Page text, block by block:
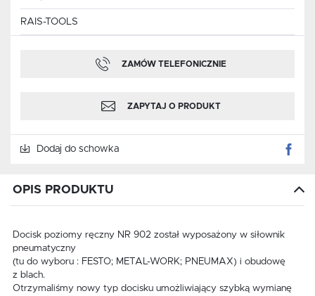
RAIS-TOOLS
ZAMÓW TELEFONICZNIE
ZAPYTAJ O PRODUKT
Dodaj do schowka
OPIS PRODUKTU
Docisk poziomy ręczny NR 902 został wyposażony w siłownik
pneumatyczny
(tu do wyboru : FESTO; METAL-WORK; PNEUMAX) i obudowę
z blach.
Otrzymaliśmy nowy typ docisku umożliwiający szybką wymianę